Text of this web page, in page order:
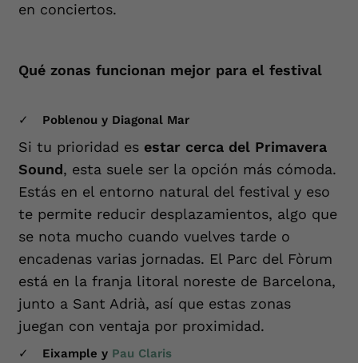
en conciertos.
Qué zonas funcionan mejor para el festival
Poblenou y Diagonal Mar
Si tu prioridad es estar cerca del Primavera
Sound, esta suele ser la opción más cómoda.
Estás en el entorno natural del festival y eso
te permite reducir desplazamientos, algo que
se nota mucho cuando vuelves tarde o
encadenas varias jornadas. El Parc del Fòrum
está en la franja litoral noreste de Barcelona,
junto a Sant Adrià, así que estas zonas
juegan con ventaja por proximidad.
Eixample y Pau Claris